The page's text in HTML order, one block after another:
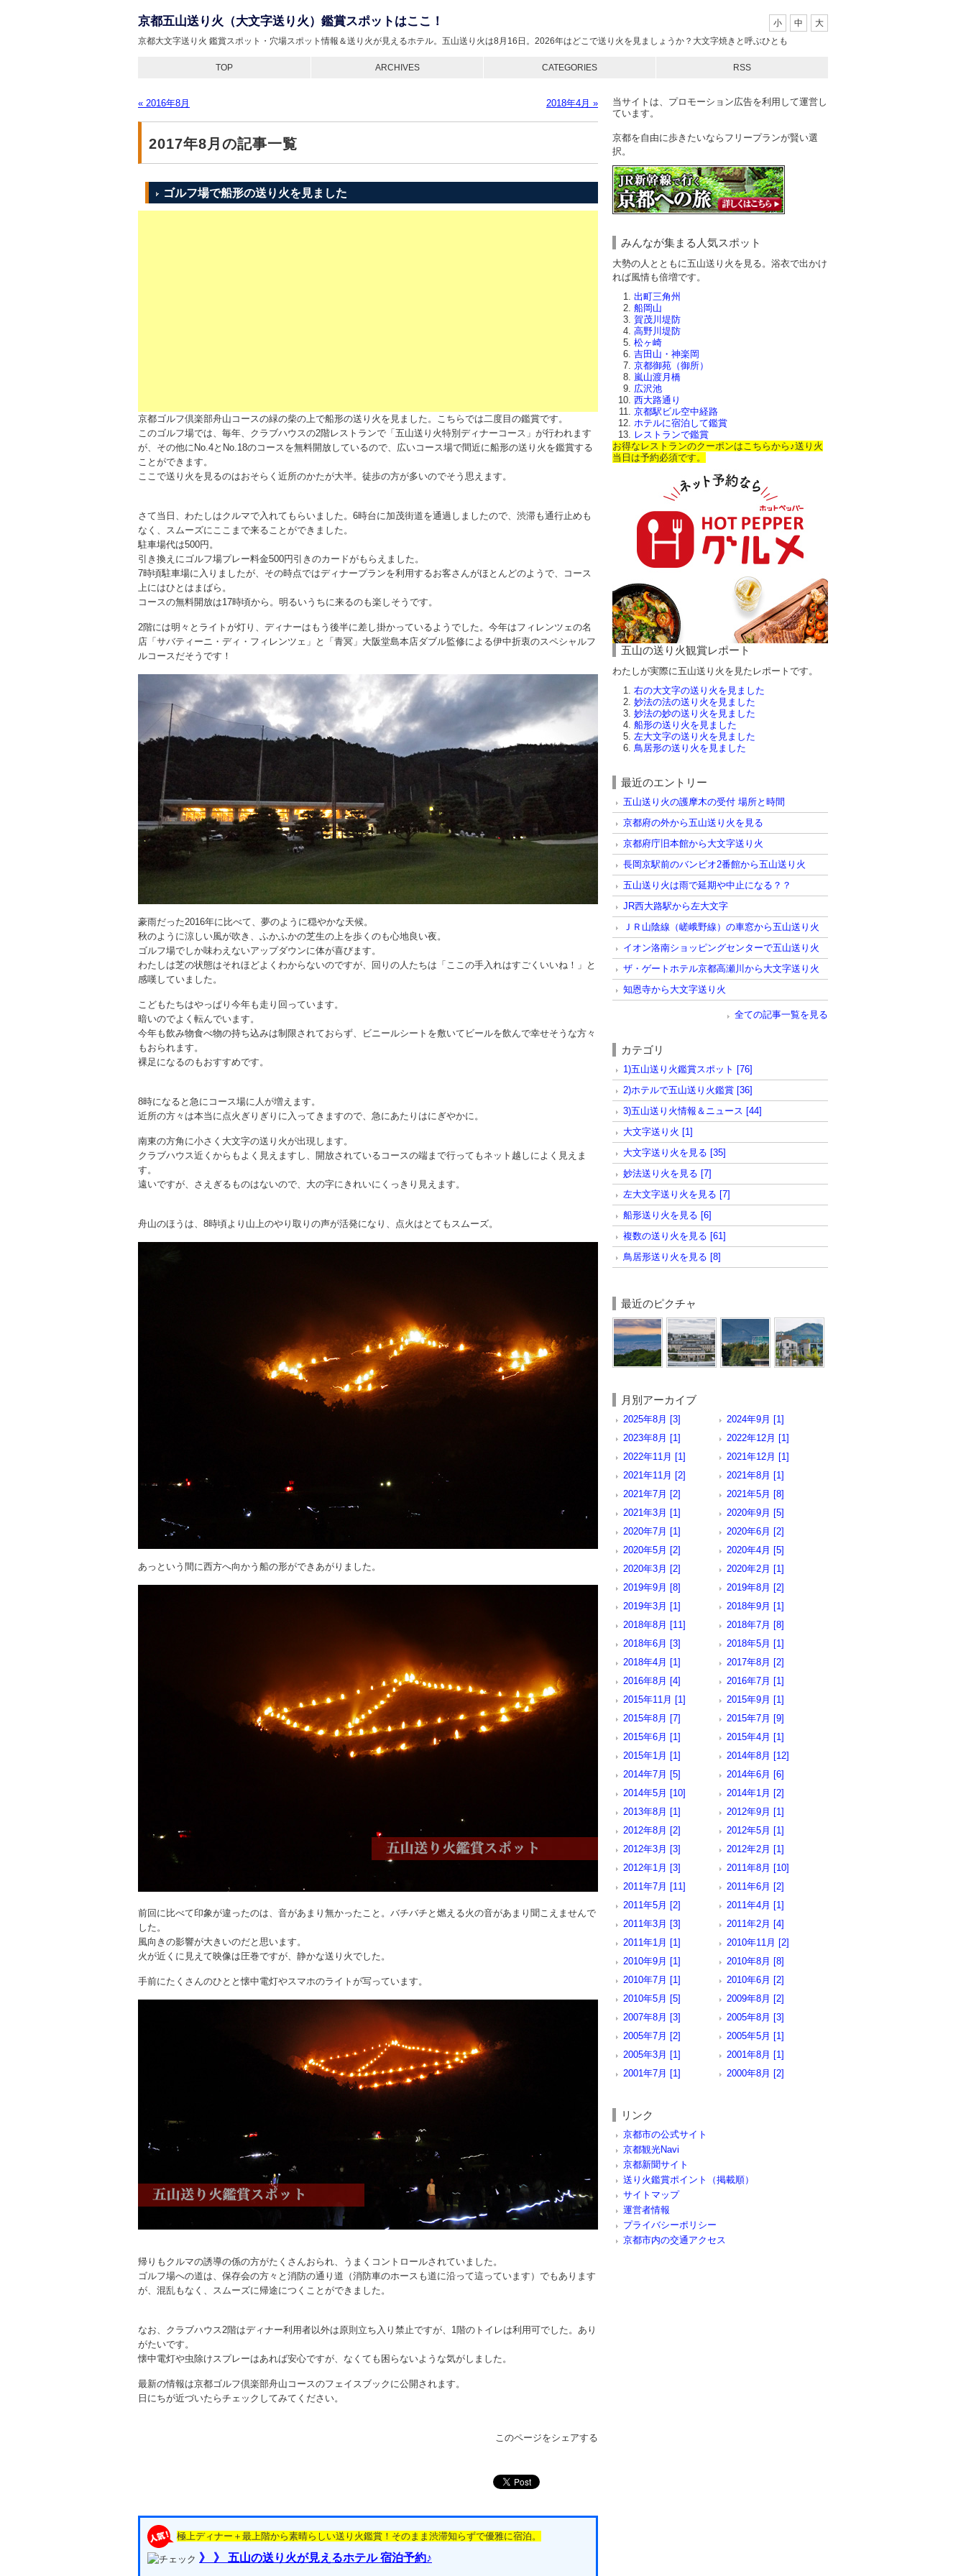
京都五山送り火（大文字送り火）鑑賞スポットはここ！
京都大文字送り火 鑑賞スポット・穴場スポット情報＆送り火が見えるホテル。五山送り火は8月16日。2026年はどこで送り火を見ましょうか？大文字焼きと呼ぶひとも
TOP ARCHIVES CATEGORIES RSS
小 中 大
« 2016年8月 2018年4月 »
2017年8月の記事一覧
ゴルフ場で船形の送り火を見ました
京都ゴルフ倶楽部舟山コースの緑の柴の上で船形の送り火を見ました。こちらでは二度目の鑑賞です。
このゴルフ場では、毎年、クラブハウスの2階レストランで「五山送り火特別ディナーコース」が行われます
が、その他にNo.4とNo.18のコースを無料開放しているので、広いコース場で間近に船形の送り火を鑑賞する
ことができます。
ここで送り火を見るのはおそらく近所のかたが大半。徒歩の方が多いのでそう思えます。
さて当日、わたしはクルマで入れてもらいました。6時台に加茂街道を通過しましたので、渋滞も通行止めも
なく、スムーズにここまで来ることができました。
駐車場代は500円。
引き換えにゴルフ場プレー料金500円引きのカードがもらえました。
7時頃駐車場に入りましたが、その時点ではディナープランを利用するお客さんがほとんどのようで、コース
上にはひとはまばら。
コースの無料開放は17時頃から。明るいうちに来るのも楽しそうです。
2階には明々とライトが灯り、ディナーはもう後半に差し掛かっているようでした。今年はフィレンツェの名
店「サバティーニ・ディ・フィレンツェ」と「青冥」大阪堂島本店ダブル監修による伊中折衷のスペシャルフ
ルコースだそうです！
豪雨だった2016年に比べて、夢のように穏やかな天候。
秋のように涼しい風が吹き、ふかふかの芝生の上を歩くのも心地良い夜。
ゴルフ場でしか味わえないアップダウンに体が喜びます。
わたしは芝の状態はそれほどよくわからないのですが、回りの人たちは「ここの手入れはすごくいいね！」と
感嘆していました。
こどもたちはやっぱり今年も走り回っています。
暗いのでよく転んでいます。
今年も飲み物食べ物の持ち込みは制限されておらず、ビニールシートを敷いてビールを飲んで幸せそうな方々
もおられます。
裸足になるのもおすすめです。
8時になると急にコース場に人が増えます。
近所の方々は本当に点火ぎりぎりに入ってきますので、急にあたりはにぎやかに。
南東の方角に小さく大文字の送り火が出現します。
クラブハウス近くからもよく見えますし、開放されているコースの端まで行ってもネット越しによく見えま
す。
遠いですが、さえぎるものはないので、大の字にきれいにくっきり見えます。
舟山のほうは、8時頃より山上のやり取りの声が活発になり、点火はとてもスムーズ。
あっという間に西方へ向かう船の形ができあがりました。
前回に比べて印象が違ったのは、音があまり無かったこと。バチバチと燃える火の音があまり聞こえませんで
した。
風向きの影響が大きいのだと思います。
火が近くに見えて映像は圧巻ですが、静かな送り火でした。
手前にたくさんのひとと懐中電灯やスマホのライトが写っています。
帰りもクルマの誘導の係の方がたくさんおられ、うまくコントロールされていました。
ゴルフ場への道は、保存会の方々と消防の通り道（消防車のホースも道に沿って這っています）でもあります
が、混乱もなく、スムーズに帰途につくことができました。
なお、クラブハウス2階はディナー利用者以外は原則立ち入り禁止ですが、1階のトイレは利用可でした。あり
がたいです。
懐中電灯や虫除けスプレーはあれば安心ですが、なくても困らないような気がしました。
最新の情報は京都ゴルフ倶楽部舟山コースのフェイスブックに公開されます。
日にちが近づいたらチェックしてみてください。
このページをシェアする
極上ディナー＋最上階から素晴らしい送り火鑑賞！そのまま渋滞知らずで優雅に宿泊。
》 》 五山の送り火が見えるホテル 宿泊予約♪
当サイトは、プロモーション広告を利用して運営し
ています。
京都を自由に歩きたいならフリープランが賢い選
択。
みんなが集まる人気スポット
大勢の人とともに五山送り火を見る。浴衣で出かけ
れば風情も倍増です。
出町三角州
船岡山
賀茂川堤防
高野川堤防
松ヶ崎
吉田山・神楽岡
京都御苑（御所）
嵐山渡月橋
広沢池
西大路通り
京都駅ビル空中経路
ホテルに宿泊して鑑賞
レストランで鑑賞
お得なレストランのクーポンはこちらから♪送り火
当日は予約必須です。
五山の送り火観賞レポート
わたしが実際に五山送り火を見たレポートです。
右の大文字の送り火を見ました
妙法の法の送り火を見ました
妙法の妙の送り火を見ました
船形の送り火を見ました
左大文字の送り火を見ました
鳥居形の送り火を見ました
最近のエントリー
五山送り火の護摩木の受付 場所と時間
京都府の外から五山送り火を見る
京都府庁旧本館から大文字送り火
長岡京駅前のバンビオ2番館から五山送り火
五山送り火は雨で延期や中止になる？？
JR西大路駅から左大文字
ＪＲ山陰線（嵯峨野線）の車窓から五山送り火
イオン洛南ショッピングセンターで五山送り火
ザ・ゲートホテル京都高瀬川から大文字送り火
知恩寺から大文字送り火
全ての記事一覧を見る
カテゴリ
1)五山送り火鑑賞スポット [76]
2)ホテルで五山送り火鑑賞 [36]
3)五山送り火情報＆ニュース [44]
大文字送り火 [1]
大文字送り火を見る [35]
妙法送り火を見る [7]
左大文字送り火を見る [7]
船形送り火を見る [6]
複数の送り火を見る [61]
鳥居形送り火を見る [8]
最近のピクチャ
月別アーカイブ
2025年8月 [3]
2024年9月 [1]
2023年8月 [1]
2022年12月 [1]
2022年11月 [1]
2021年12月 [1]
2021年11月 [2]
2021年8月 [1]
2021年7月 [2]
2021年5月 [8]
2021年3月 [1]
2020年9月 [5]
2020年7月 [1]
2020年6月 [2]
2020年5月 [2]
2020年4月 [5]
2020年3月 [2]
2020年2月 [1]
2019年9月 [8]
2019年8月 [2]
2019年3月 [1]
2018年9月 [1]
2018年8月 [11]
2018年7月 [8]
2018年6月 [3]
2018年5月 [1]
2018年4月 [1]
2017年8月 [2]
2016年8月 [4]
2016年7月 [1]
2015年11月 [1]
2015年9月 [1]
2015年8月 [7]
2015年7月 [9]
2015年6月 [1]
2015年4月 [1]
2015年1月 [1]
2014年8月 [12]
2014年7月 [5]
2014年6月 [6]
2014年5月 [10]
2014年1月 [2]
2013年8月 [1]
2012年9月 [1]
2012年8月 [2]
2012年5月 [1]
2012年3月 [3]
2012年2月 [1]
2012年1月 [3]
2011年8月 [10]
2011年7月 [11]
2011年6月 [2]
2011年5月 [2]
2011年4月 [1]
2011年3月 [3]
2011年2月 [4]
2011年1月 [1]
2010年11月 [2]
2010年9月 [1]
2010年8月 [8]
2010年7月 [1]
2010年6月 [2]
2010年5月 [5]
2009年8月 [2]
2007年8月 [3]
2005年8月 [3]
2005年7月 [2]
2005年5月 [1]
2005年3月 [1]
2001年8月 [1]
2001年7月 [1]
2000年8月 [2]
リンク
京都市の公式サイト
京都観光Navi
京都新聞サイト
送り火鑑賞ポイント（掲載順）
サイトマップ
運営者情報
プライバシーポリシー
京都市内の交通アクセス